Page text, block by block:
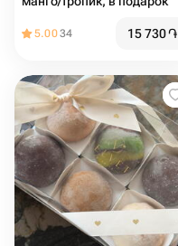
5.0034 15 730֏